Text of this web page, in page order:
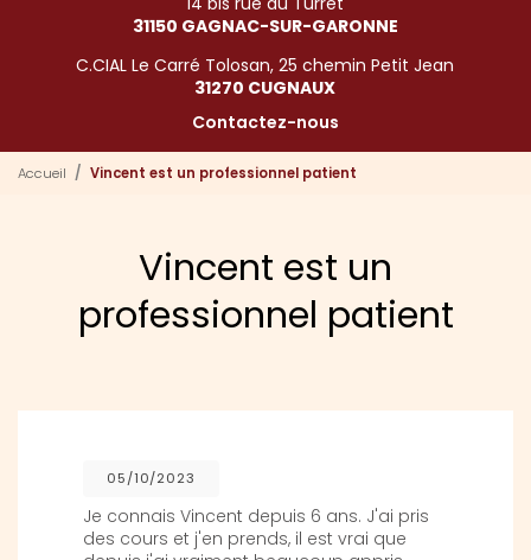
31150 GAGNAC-SUR-GARONNE
C.CIAL Le Carré Tolosan, 25 chemin Petit Jean
31270 CUGNAUX
Contactez-nous
Accueil Vincent est un professionnel patient
Vincent est un
professionnel patient
05/10/2023
Je connais Vincent depuis 6 ans. J'ai pris
des cours et j'en prends, il est vrai que